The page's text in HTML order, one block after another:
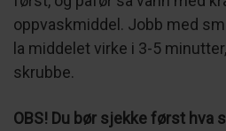
oppvaskmiddel. Jobb med
la middelet virke i 3-5
skrubbe.
OBS! Du bør sjekke først hva